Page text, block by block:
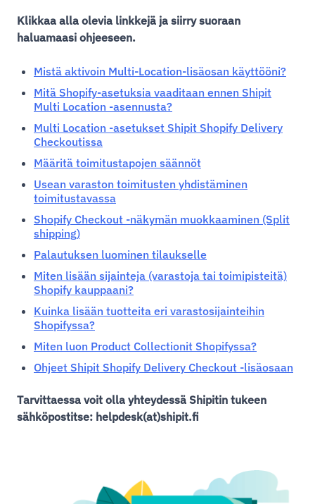
Klikkaa alla olevia linkkejä ja siirry suoraan
haluamaasi ohjeeseen.
Mistä aktivoin Multi-Location-lisäosan käyttööni?
Mitä Shopify-asetuksia vaaditaan ennen Shipit
Multi Location -asennusta?
Multi Location -asetukset Shipit Shopify Delivery
Checkoutissa
Määritä toimitustapojen säännöt
Usean varaston toimitusten yhdistäminen
toimitustavassa
Shopify Checkout -näkymän muokkaaminen (Split
shipping)
Palautuksen luominen tilaukselle
Miten lisään sijainteja (varastoja tai toimipisteitä)
Shopify kauppaani?
Kuinka lisään tuotteita eri varastosijainteihin
Shopifyssa?
Miten luon Product Collectionit Shopifyssa?
Ohjeet Shipit Shopify Delivery Checkout -lisäosaan
Tarvittaessa voit olla yhteydessä Shipitin tukeen
sähköpostitse: helpdesk(at)shipit.fi